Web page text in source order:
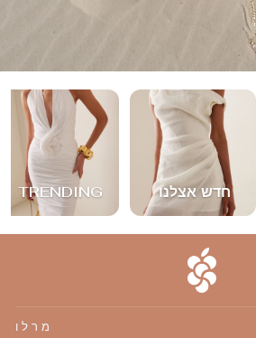
חדש אצלנו TRENDING
מרלו